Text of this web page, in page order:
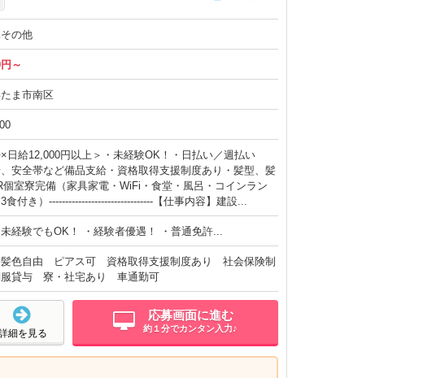
の他
～
ま市南区
日給12,000円以上＞・未経験OK！・日払い／週払い
安全帯など備品支給・資格取得支援制度あり・髪型、髪
個室寮完備（家具家電・WiFi・食堂・風呂・コインラン
食付き）--------------------------------【仕事内容】建設...
未経験でもOK！ ・経験者優遇！ ・普通免許...
色自由 ピアス可 資格取得支援制度あり 社会保険制
貸与 寮・社宅あり 車通勤可
応募画面に進む
約１分でカンタン入力♪
細を見る